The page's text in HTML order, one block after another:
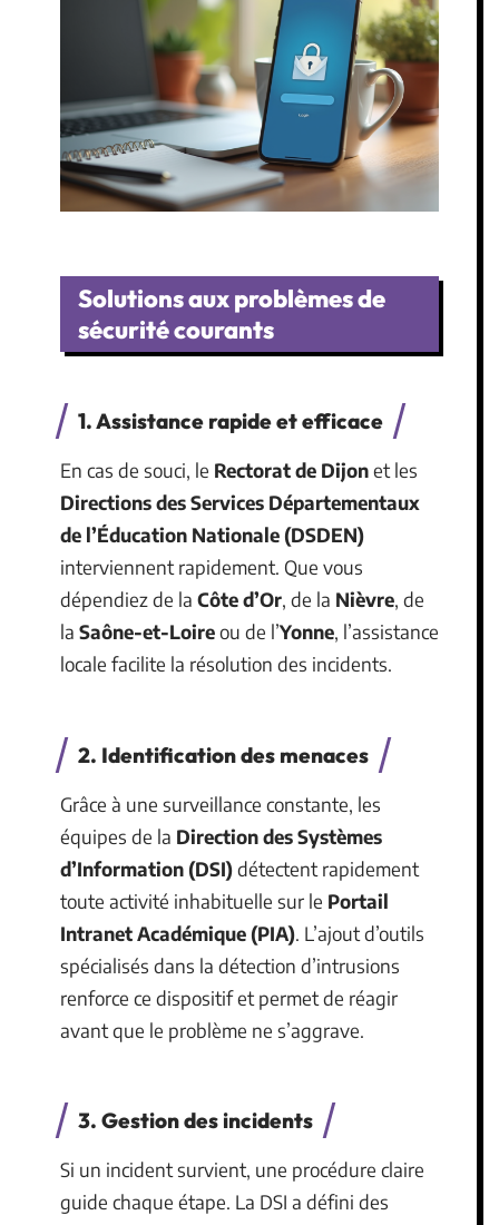
Solutions aux problèmes de
sécurité courants
1. Assistance rapide et efficace
En cas de souci, le Rectorat de Dijonet les
Directions des Services Départementaux
de l’Éducation Nationale (DSDEN)
interviennent rapidement. Que vous
dépendiez de la Côte d’Or, de la Nièvre, de
la Saône-et-Loireou de l’Yonne, l’assistance
locale facilite la résolution des incidents.
2. Identification des menaces
Grâce à une surveillance constante, les
équipes de la Direction des Systèmes
d’Information (DSI)détectent rapidement
toute activité inhabituelle sur le Portail
Intranet Académique (PIA). L’ajout d’outils
spécialisés dans la détection d’intrusions
renforce ce dispositif et permet de réagir
avant que le problème ne s’aggrave.
3. Gestion des incidents
Si un incident survient, une procédure claire
guide chaque étape. La DSI a défini des